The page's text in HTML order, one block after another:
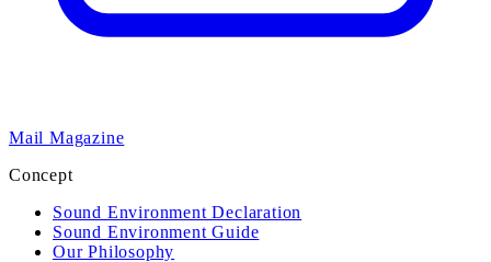
Mail Magazine
Concept
Sound Environment Declaration
Sound Environment Guide
Our Philosophy